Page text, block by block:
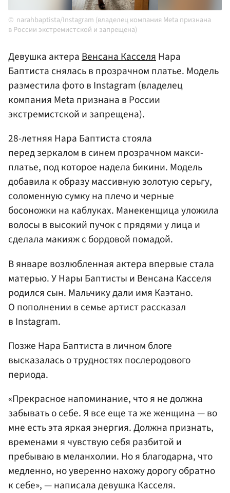
narahbaptista/Instagram (владелец компания Meta признана
в России экстремистской и запрещена)
Девушка актераВенсана КасселяНара
Баптиста снялась в прозрачном платье. Модель
разместила фото в Instagram (владелец
компания Meta признана в России
экстремистской и запрещена).
28-летняя Нара Баптиста стояла
перед зеркалом в синем прозрачном макси-
платье, под которое надела бикини. Модель
добавила к образу массивную золотую серьгу,
соломенную сумку на плечо и черные
босоножки на каблуках. Манекенщица уложила
волосы в высокий пучок с прядями у лица и
сделала макияж с бордовой помадой.
В январе возлюбленная актера впервые стала
матерью. У Нары Баптисты и Венсана Касселя
родился сын. Мальчику дали имя Каэтано.
О пополнении в семье артист рассказал
в Instagram.
Позже Нара Баптиста в личном блоге
высказалась о трудностях послеродового
периода.
«Прекрасное напоминание, что я не должна
забывать о себе. Я все еще та же женщина — во
мне есть эта яркая энергия. Должна признать,
временами я чувствую себя разбитой и
пребываю в меланхолии. Но я благодарна, что
медленно, но уверенно нахожу дорогу обратно
к себе», — написала девушка Касселя.